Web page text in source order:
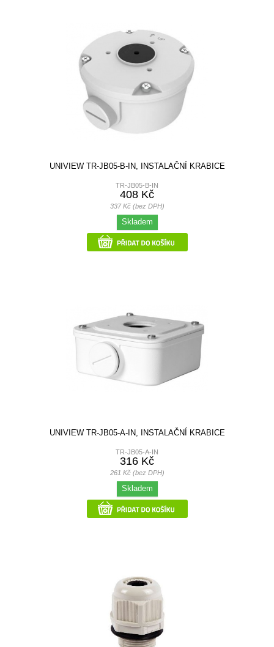
UNIVIEW TR-JB05-B-IN, INSTALAČNÍ KRABICE
TR-JB05-B-IN
408 Kč
337 Kč (bez DPH)
Skladem
UNIVIEW TR-JB05-A-IN, INSTALAČNÍ KRABICE
TR-JB05-A-IN
316 Kč
261 Kč (bez DPH)
Skladem